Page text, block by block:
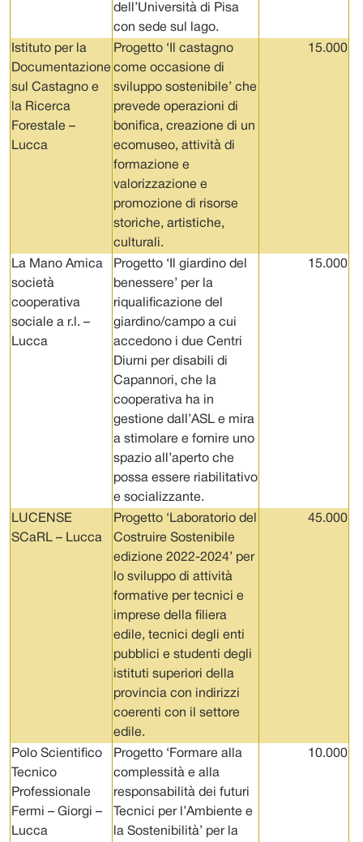
dell’Università di Pisa
con sede sul lago.
Istituto per la
Documentazione
sul Castagno e
la Ricerca
Forestale –
Lucca
Progetto ‘Il castagno
come occasione di
sviluppo sostenibile’ che
prevede operazioni di
bonifica, creazione di un
ecomuseo, attività di
formazione e
valorizzazione e
promozione di risorse
storiche, artistiche,
culturali.
15.000
La Mano Amica
società
cooperativa
sociale a r.l. –
Lucca
Progetto ‘Il giardino del
benessere’ per la
riqualificazione del
giardino/campo a cui
accedono i due Centri
Diurni per disabili di
Capannori, che la
cooperativa ha in
gestione dall’ASL e mira
a stimolare e fornire uno
spazio all’aperto che
possa essere riabilitativo
e socializzante.
15.000
LUCENSE
SCaRL – Lucca
Progetto ‘Laboratorio del
Costruire Sostenibile
edizione 2022-2024’ per
lo sviluppo di attività
formative per tecnici e
imprese della filiera
edile, tecnici degli enti
pubblici e studenti degli
istituti superiori della
provincia con indirizzi
coerenti con il settore
edile.
45.000
Polo Scientifico
Tecnico
Professionale
Fermi – Giorgi –
Lucca
Progetto ‘Formare alla
complessità e alla
responsabilità dei futuri
Tecnici per l’Ambiente e
la Sostenibilità’ per la
10.000